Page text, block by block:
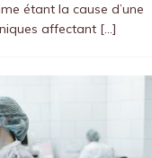
étant la cause d’une
affectant […]